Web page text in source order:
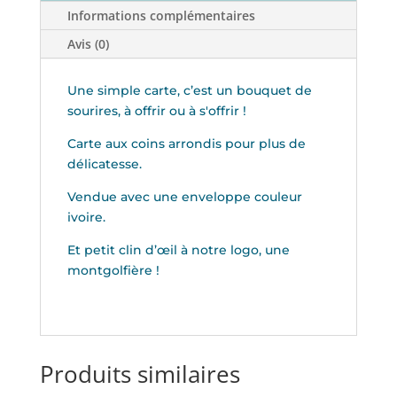
Informations complémentaires
Avis (0)
Une simple carte, c’est un bouquet de
sourires, à offrir ou à s'offrir !
Carte aux coins arrondis pour plus de
délicatesse.
Vendue avec une enveloppe couleur
ivoire.
Et petit clin d’œil à notre logo, une
montgolfière !
Produits similaires